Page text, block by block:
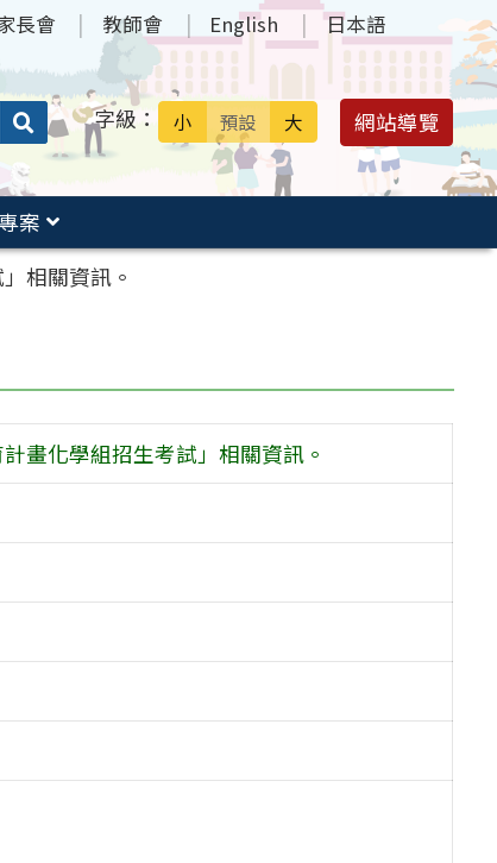
長會 教師會 English 日本語
搜
送出 字級： 小 預設 大 網站導覽
案
相關資訊。
畫化學組招生考試」相關資訊。